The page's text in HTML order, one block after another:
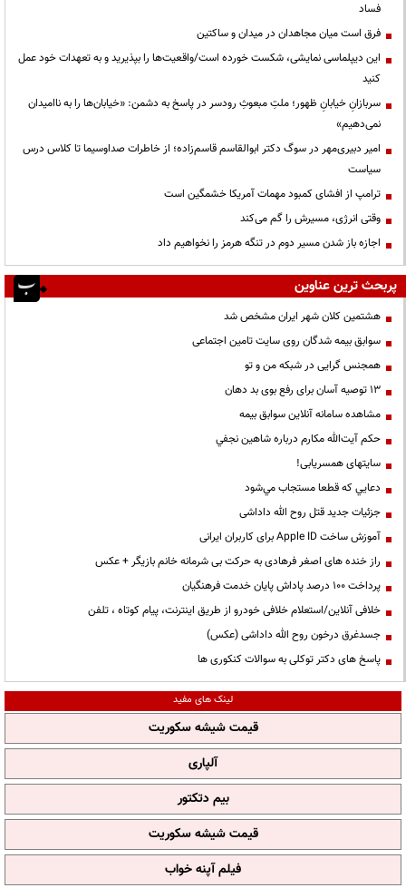
فساد
فرق است میان مجاهدان در میدان و ساکتین
این دیپلماسی نمایشی، شکست خورده است/واقعیت‌ها را بپذیرید و به تعهدات خود عمل
کنید
سربازانِ خیابانِ ظهور؛ ملتِ مبعوثِ رودسر در پاسخ به دشمن: «خیابان‌ها را به ناامیدان
نمی‌دهیم»
امیر دبیری‌مهر در سوگ دکتر ابوالقاسم قاسم‌زاده؛ از خاطرات صداوسیما تا کلاس درس
سیاست
ترامپ از افشای کمبود مهمات آمریکا خشمگین است
وقتی انرژی، مسیرش را گم می‌کند
اجازه باز شدن مسیر دوم در تنگه هرمز را نخواهیم داد
پربحث ترین عناوین
هشتمین کلان شهر ایران مشخص شد
سوابق بیمه شدگان روی سایت تامین اجتماعی
همجنس گرایی در شبکه من و تو
13 توصیه آسان برای رفع بوی بد دهان
مشاهده سامانه آنلاين سوابق بیمه
حكم آيت‌الله مكارم درباره شاهين نجفي
سایتهای همسریابی!
دعايي كه قطعا مستجاب مي‌شود
جزئیات جدید قتل روح الله داداشی
آموزش ساخت Apple ID برای کاربران ایرانی
راز خنده های اصغر فرهادی به حرکت بی شرمانه خانم بازیگر + عکس
پرداخت ۱۰۰ درصد پاداش پایان خدمت فرهنگیان
خلافی آنلاین/استعلام خلافی خودرو از طریق اینترنت، پیام کوتاه ، تلفن
جسدغرق درخون روح الله داداشی (عکس)
پاسخ های دکتر توکلی به سوالات کنکوری ها
لینک های مفید
قیمت شیشه سکوریت
آلپاری
بیم دتکتور
قیمت شیشه سکوریت
فیلم آپنه خواب